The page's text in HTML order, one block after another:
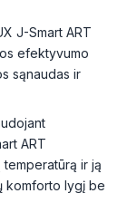
J-Smart ART
efektyvumo
sąnaudas ir
ART
ir ją
komforto lygį be